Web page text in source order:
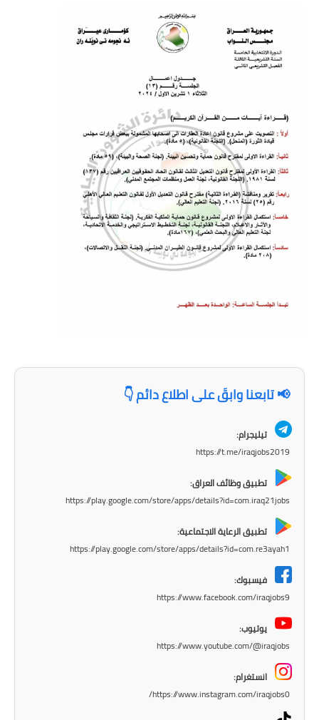
اسئلة وزارية
المرحلة المتوسطة
المرحلة الاعدادية
مرشحات
المرحلة الابتدائية
المرحلة المتوسطة
المرحلة المتوسطة
المرحلة الاعدادية
📢 تابعنا وابقَ على اطلاع دائم 👇
تيليجرام:
https://t.me/iraqjobs2019
تطبيق وظائف العراق:
https://play.google.com/store/apps/details?id=com.iraq21jobs
تطبيق الرعاية الاجتماعية:
https://play.google.com/store/apps/details?id=com.re3ayah1
فيسبوك:
https://www.facebook.com/iraqjobs9
يوتيوب:
https://www.youtube.com/@iraqjobs
انستغرام:
https://www.instagram.com/iraqjobs0/